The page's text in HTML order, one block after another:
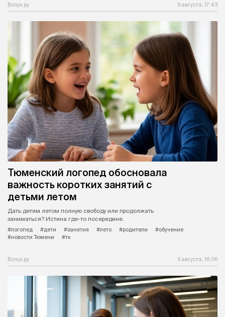
Тюменцам предлагают принять
участие во всероссийской переписи
воробьев
Нужно найти воробьиный куст и/или посчитать количество
встреченных во время прогулки воробьев.
#птицы
#воробей #перепись #орнитологи
#акция
#новости России
#новости Тюмени
Вслух.ру 9 августа, 17:43
Тюменский логопед обосновала